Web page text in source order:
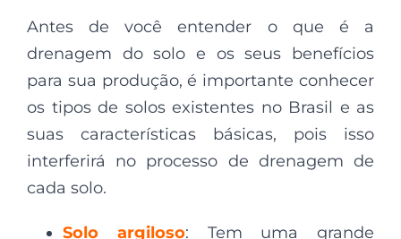
Antes de você entender o que é a
drenagem do solo e os seus benefícios
para sua produção, é importante conhecer
os tipos de solos existentes no Brasil e as
suas características básicas, pois isso
interferirá no processo de drenagem de
cada solo.
Solo argiloso: Tem uma grande